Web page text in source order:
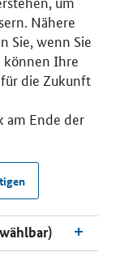
Nähere
Sie, wenn Sie
können Ihre
die Zukunft
am Ende der